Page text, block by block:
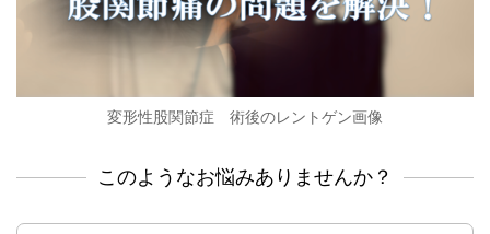
変形性股関節症 術後のレントゲン画像
このようなお悩みありませんか？